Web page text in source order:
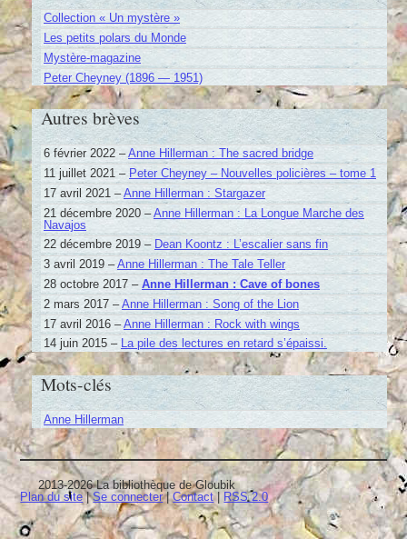
Collection « Un mystère »
Les petits polars du Monde
Mystère-magazine
Peter Cheyney (1896 — 1951)
Autres brèves
6 février 2022 –Anne Hillerman : The sacred bridge
11 juillet 2021 – Peter Cheyney – Nouvelles policières – tome 1
17 avril 2021 –Anne Hillerman : Stargazer
21 décembre 2020 –Anne Hillerman : La Longue Marche des
Navajos
22 décembre 2019 – Dean Koontz : L’escalier sans fin
3 avril 2019 –Anne Hillerman : The Tale Teller
28 octobre 2017 – Anne Hillerman : Cave of bones
2 mars 2017 –Anne Hillerman : Song of the Lion
17 avril 2016 –Anne Hillerman : Rock with wings
14 juin 2015 – La pile des lectures en retard s’épaissi.
Mots-clés
Anne Hillerman
2013-2026 La bibliothèque de Gloubik
Plan du site|Se connecter|Contact| RSS 2.0